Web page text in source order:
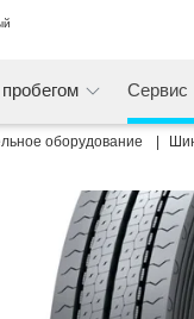
Сервис
оборудование